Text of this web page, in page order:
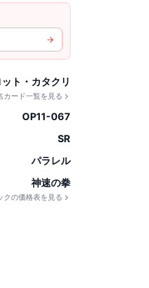
ト・カタクリ
カード一覧を見る
OP11-067
SR
パラレル
神速の拳
クの価格表を見る